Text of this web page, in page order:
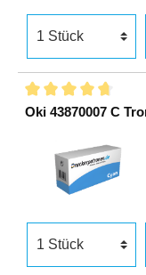
Oki 43870007 C